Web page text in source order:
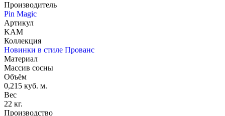
Производитель
Pin Magic
Артикул
KAM
Коллекция
Новинки в стиле Прованс
Материал
Массив сосны
Объём
0,215 куб. м.
Вес
22 кг.
Производство